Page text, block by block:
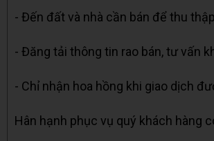
- Đến đất và nhà cần bán để thu
- Đăng tải thông tin rao bán, tư vấn
- Chỉ nhận hoa hồng khi giao dịch
Hân hạnh phục vụ quý khách hàng